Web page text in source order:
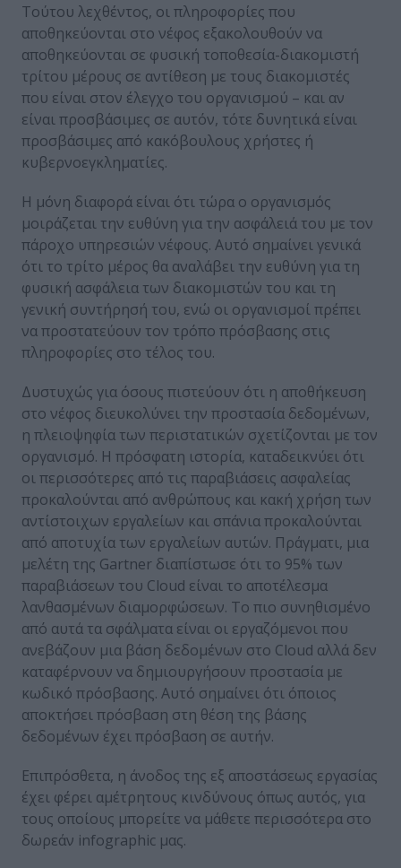
Τούτου λεχθέντος, οι πληροφορίες που
αποθηκεύονται στο νέφος εξακολουθούν να
αποθηκεύονται σε φυσική τοποθεσία-διακομιστή
τρίτου μέρους σε αντίθεση με τους διακομιστές
που είναι στον έλεγχο του οργανισμού – και αν
είναι προσβάσιμες σε αυτόν, τότε δυνητικά είναι
προσβάσιμες από κακόβουλους χρήστες ή
κυβερνοεγκληματίες.
Η μόνη διαφορά είναι ότι τώρα ο οργανισμός
μοιράζεται την ευθύνη για την ασφάλειά του με τον
πάροχο υπηρεσιών νέφους. Αυτό σημαίνει γενικά
ότι το τρίτο μέρος θα αναλάβει την ευθύνη για τη
φυσική ασφάλεια των διακομιστών του και τη
γενική συντήρησή του, ενώ οι οργανισμοί πρέπει
να προστατεύουν τον τρόπο πρόσβασης στις
πληροφορίες στο τέλος του.
Δυστυχώς για όσους πιστεύουν ότι η αποθήκευση
στο νέφος διευκολύνει την προστασία δεδομένων,
η πλειοψηφία των περιστατικών σχετίζονται με τον
οργανισμό. Η πρόσφατη ιστορία, καταδεικνύει ότι
οι περισσότερες από τις παραβιάσεις ασφαλείας
προκαλούνται από ανθρώπους και κακή χρήση των
αντίστοιχων εργαλείων και σπάνια προκαλούνται
από αποτυχία των εργαλείων αυτών. Πράγματι, μια
μελέτη της Gartner διαπίστωσε ότι το 95% των
παραβιάσεων του Cloud είναι το αποτέλεσμα
λανθασμένων διαμορφώσεων. Το πιο συνηθισμένο
από αυτά τα σφάλματα είναι οι εργαζόμενοι που
ανεβάζουν μια βάση δεδομένων στο Cloud αλλά δεν
καταφέρνουν να δημιουργήσουν προστασία με
κωδικό πρόσβασης. Αυτό σημαίνει ότι όποιος
αποκτήσει πρόσβαση στη θέση της βάσης
δεδομένων έχει πρόσβαση σε αυτήν.
Επιπρόσθετα, η άνοδος της εξ αποστάσεως εργασίας
έχει φέρει αμέτρητους κινδύνους όπως αυτός, για
τους οποίους μπορείτε να μάθετε περισσότερα στο
δωρεάν infographic μας.